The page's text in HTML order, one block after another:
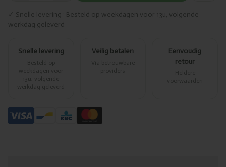
✓ Snelle levering · Besteld op weekdagen voor 13u, volgende
werkdag geleverd
Snelle levering
Besteld op
weekdagen voor
13u, volgende
werkdag geleverd
Veilig betalen
Via betrouwbare
providers
Eenvoudig
retour
Heldere
voorwaarden